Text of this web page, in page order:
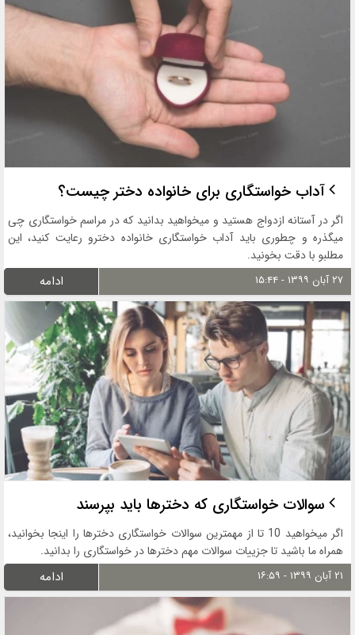
آداب خواستگاری برای خانواده دختر چیست؟
اگر در آستانه ازدواج هستید و میخواهید بدانید که در مراسم خواستگاری چی
میگذره و چطوری باید آداب خواستگاری خانواده دخترو رعایت کنید، این
مطلبو با دقت بخونید.
۲۷ آبان ۱۳۹۹ - ۱۵:۴۴ ادامه
سوالات خواستگاری که دخترها باید بپرسند
اگر میخواهید 10 تا از مهمترین سوالات خواستگاری دخترها را اینجا بخوانید،
همراه ما باشید تا جزییات سوالات مهم دخترها در خواستگاری را بدانید.
۲۱ آبان ۱۳۹۹ - ۱۶:۵۹ ادامه